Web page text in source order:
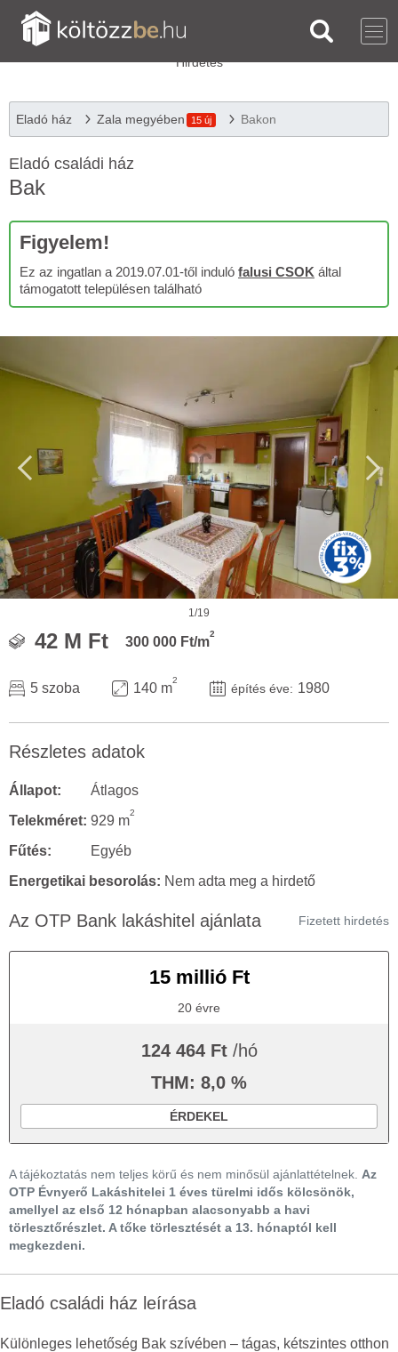
Eladó ház Zala megyében 15 új Bakon
Eladó családi ház
Bak
Figyelem!
Ez az ingatlan a 2019.07.01-től induló falusi CSOK által
támogatott településen található
1/19
42 M Ft 300 000 Ft/m
2
5 szoba 140 m
2
építés éve: 1980
Részletes adatok
Állapot:
Átlagos
Telekméret: 929 m
2
Fűtés:
Egyéb
Energetikai besorolás: Nem adta meg a hirdető
Az OTP Bank lakáshitel ajánlata Fizetett hirdetés
15 millió Ft
20 évre
124 464 Ft /hó
THM: 8,0 %
ÉRDEKEL
A tájékoztatás nem teljes körű és nem minősül ajánlattételnek. Az
OTP Évnyerő Lakáshitelei 1 éves türelmi idős kölcsönök,
amellyel az első 12 hónapban alacsonyabb a havi
törlesztőrészlet. A tőke törlesztését a 13. hónaptól kell
megkezdeni.
Eladó családi ház leírása
Különleges lehetőség Bak szívében – tágas, kétszintes otthon